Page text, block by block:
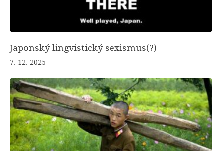
Japonský lingvistický sexismus(?)
7. 12. 2025